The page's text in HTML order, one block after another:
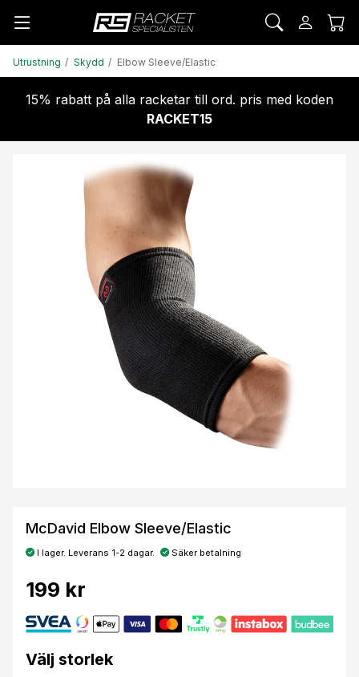
Utrustning Skydd Elbow Sleeve/Elastic
15% rabatt på alla racketar till ord. pris med koden
RACKET15
McDavid Elbow Sleeve/Elastic
I lager. Leverans 1-2 dagar. Säker betalning
199 kr
Välj storlek